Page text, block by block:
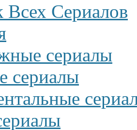
Всех Сериалов
сериалы
сериалы